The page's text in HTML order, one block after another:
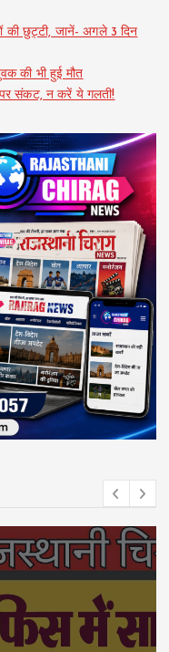
की छुट्टी, जानें- अगले 3 दिन
की भी हुई मौत
पर संकट, न करें ये गलती!